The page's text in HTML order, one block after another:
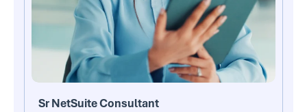
Sr NetSuite Consultant